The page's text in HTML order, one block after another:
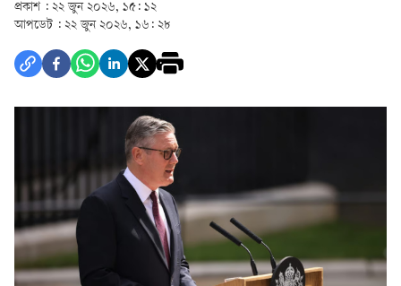
প্রকাশ : ২২ জুন ২০২৬, ১৫: ১২
আপডেট : ২২ জুন ২০২৬, ১৬: ২৮